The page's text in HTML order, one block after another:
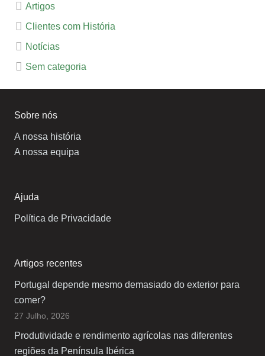
Artigos
Clientes com História
Notícias
Sem categoria
Sobre nós
A nossa história
A nossa equipa
Ajuda
Política de Privacidade
Artigos recentes
Portugal depende mesmo demasiado do exterior para
comer?
27 Julho, 2026
Produtividade e rendimento agrícolas nas diferentes
regiões da Península Ibérica